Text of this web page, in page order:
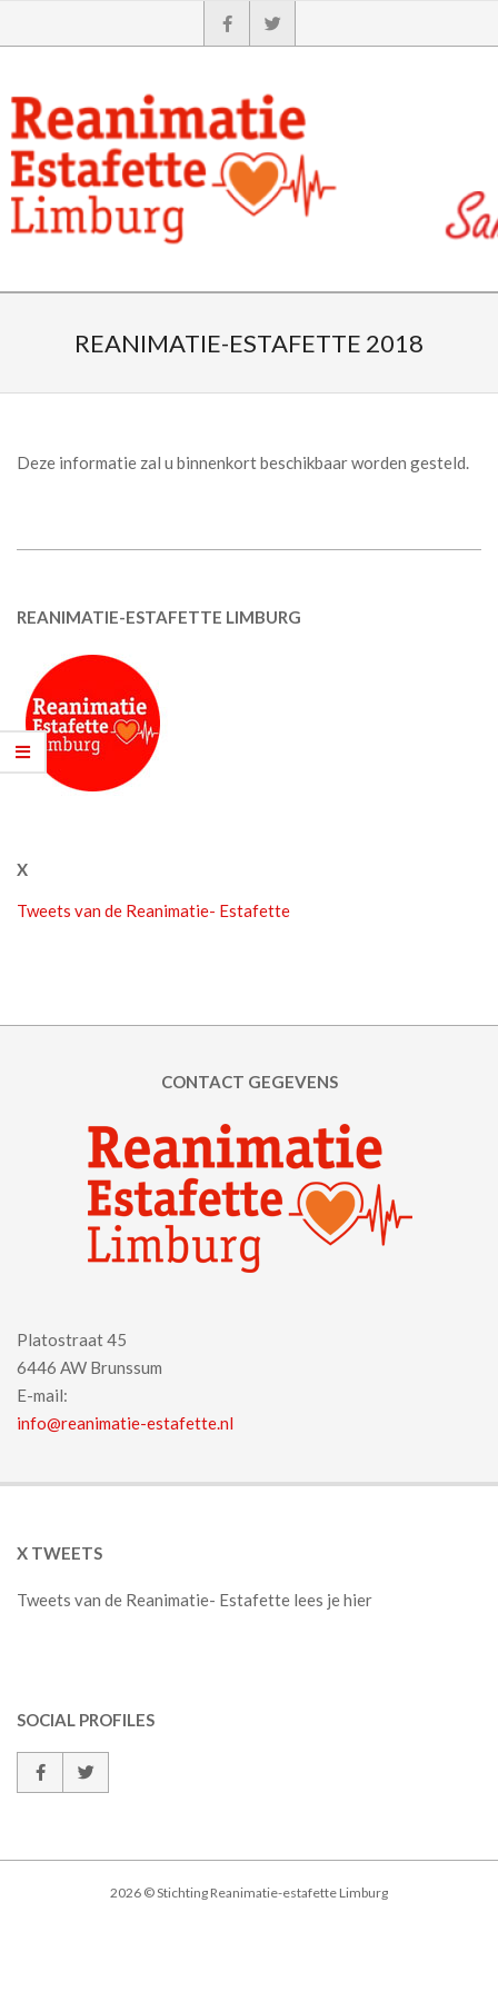
REANIMATIE-ESTAFETTE 2018
Deze informatie zal u binnenkort beschikbaar worden gesteld.
REANIMATIE-ESTAFETTE LIMBURG
X
Tweets van de Reanimatie- Estafette
CONTACT GEGEVENS
Platostraat 45
6446 AW Brunssum
E-mail:
info@reanimatie-estafette.nl
X TWEETS
Tweets van de Reanimatie- Estafette lees je hier
SOCIAL PROFILES
2026 © Stichting Reanimatie-estafette Limburg